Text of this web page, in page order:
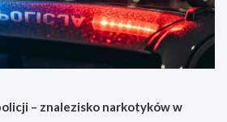
– znalezisko narkotyków w